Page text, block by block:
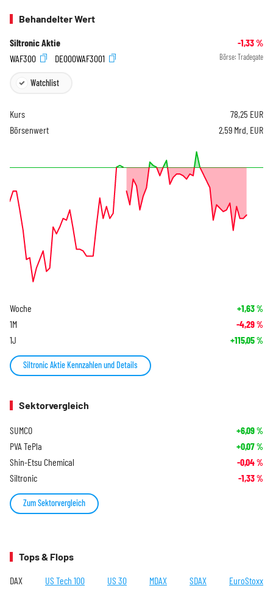
Behandelter Wert
Siltronic Aktie -1,33%
WAF300
DE000WAF3001 Börse: Tradegate
Watchlist
Kurs 78,25 EUR
Börsenwert
2,59 Mrd. EUR
Woche +1,63%
1M -4,29%
1J +115,05%
Siltronic Aktie Kennzahlen und Details
Sektorvergleich
SUMCO +6,09%
PVA TePla +0,07%
Shin-Etsu Chemical -0,04%
Siltronic -1,33%
Zum Sektorvergleich
Tops & Flops
DAX US Tech 100 US 30 MDAX SDAX EuroStoxx